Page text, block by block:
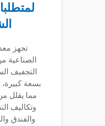
تجهز
التجفيف
بسعة
مما يقلل
وتكاليف
والفندق